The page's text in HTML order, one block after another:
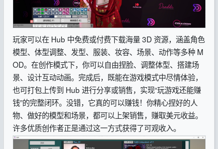
玩家可以在 Hub 中免费或付费下载海量 3D 资源，涵盖角色
模型、体型调整、发型、服装、妆容、场景、动作等多种 M
OD。在创作模式下，你可以自由捏脸、调整体型、搭建场
景、设计互动动画。完成后，既能在游戏模式中尽情体验，
也可打包上传到 Hub 进行分享或销售，实现“玩游戏还能赚
钱”的完整闭环。没错，它真的可以赚钱！你精心捏好的人
物、做好的模型和场景，都可以上架销售，赚取美元收益。
许多优质创作者正是通过这一方式获得了可观收入。